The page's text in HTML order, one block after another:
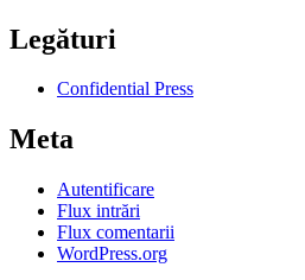
Legături
Confidential Press
Meta
Autentificare
Flux intrări
Flux comentarii
WordPress.org